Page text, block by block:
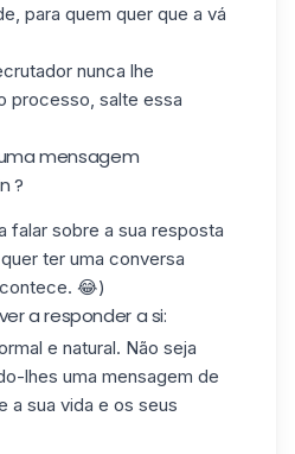
para quem quer que a vá
nunca lhe
processo, salte essa
mensagem
?
falar sobre a sua resposta
ter uma conversa
😂)
a responder a si:
e natural. Não seja
lhes uma mensagem de
a sua vida e os seus